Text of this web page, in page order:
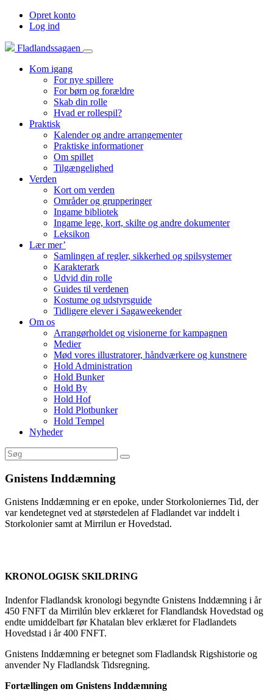
Opret konto
Log ind
Fladlandssagaen
Kom igang
For nye spillere
For børn og forældre
Skab din rolle
Hvad er rollespil?
Praktisk
Kalender og andre arrangementer
Praktiske informationer
Om spillet
Tilgængelighed
Verden
Kort om verden
Områder og grupperinger
Ingame bibliotek
Ingame lege, kort, skilte og andre dokumenter
Leksikon
Lær mer’
Samlingen af regler, sikkerhed og spilsystemer
Karakterark
Udvid din rolle
Guides til verdenen
Kostume og udstyrsguide
Tidligere elever i Sagaweekender
Om os
Arrangørholdet og visionerne for kampagnen
Medier
Mød vores illustratorer, håndværkere og kunstnere
Hold Administration
Hold Bunker
Hold By
Hold Hof
Hold Plotbunker
Hold Tempel
Nyheder
Gnistens Inddæmning
Gnistens Inddæmning er en epoke, under Storkoloniernes Tid, der
var kendetegnet ved at størstedelen af Fladlandet var inddelt i
Storkolonier samt at Mirrilun er Hovedstad.
KRONOLOGISK SKILDRING
Indenfor Fladlandsk kronologi begyndte Gnistens Inddæmning i år
450 FNFT da Mirrilún blev erklæret for Flandlandsk Hovedstad og
endte umiddelbart før Khatalan blev erklæret for Fladlandets
Hovedstad i år 400 FNFT.
Gnistens Inddæmning er betegnet som Fladlandsk Rigshistorie og
anvender Ny Fladlandsk Tidsregning.
Fortællingen om Gnistens Inddæmning